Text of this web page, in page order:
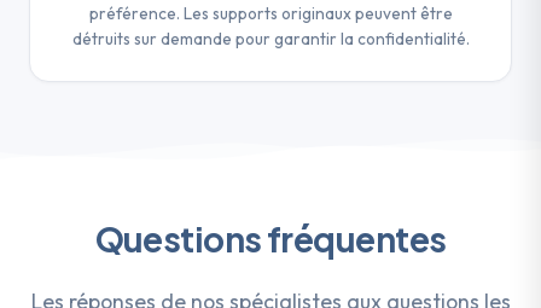
préférence. Les supports originaux peuvent être
détruits sur demande pour garantir la confidentialité.
Questions fréquentes
Les réponses de nos spécialistes aux questions les